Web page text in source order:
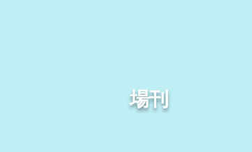
場刊